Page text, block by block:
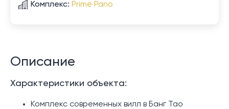
Комплекс: Prime Pano
Описание
Характеристики объекта:
Комплекс современных вилл в Банг Тао